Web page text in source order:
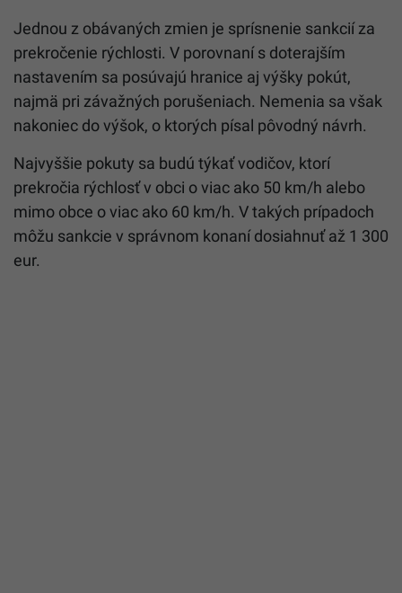
Jednou z obávaných zmien je sprísnenie sankcií za
prekročenie rýchlosti. V porovnaní s doterajším
nastavením sa posúvajú hranice aj výšky pokút,
najmä pri závažných porušeniach. Nemenia sa však
nakoniec do výšok, o ktorých písal pôvodný návrh.
Najvyššie pokuty sa budú týkať vodičov, ktorí
prekročia rýchlosť v obci o viac ako 50 km/h alebo
mimo obce o viac ako 60 km/h. V takých prípadoch
môžu sankcie v správnom konaní dosiahnuť až 1 300
eur.